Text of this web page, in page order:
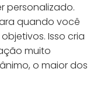
personalizado.
quando você
Isso cria
muito
o maior dos